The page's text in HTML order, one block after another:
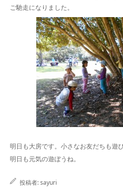
ご馳走になりました。
明日も大房です。小さなお友だちも遊
明日も元気の遊ぼうね。
投稿者:sayuri